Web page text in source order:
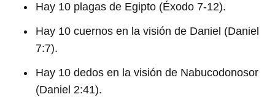
Hay 10 plagas de Egipto (Éxodo 7-12).
Hay 10 cuernos en la visión de Daniel (Daniel
7:7).
Hay 10 dedos en la visión de Nabucodonosor
(Daniel 2:41).